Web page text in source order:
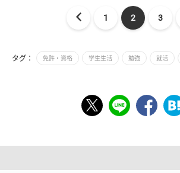
1 2 3
タグ： 免許・資格 学生生活 勉強 就活